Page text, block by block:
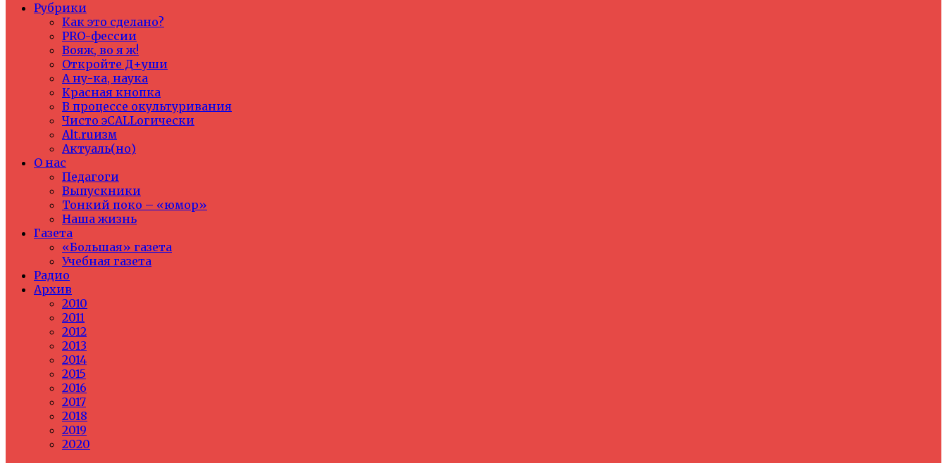
Рубрики
Как это сделано?
PRO-фессии
Вояж, во я ж!
Откройте Д+уши
А ну-ка, наука
Красная кнопка
В процессе окультуривания
Чисто эCALLогически
Alt.ruизм
Актуаль(но)
О нас
Педагоги
Выпускники
Тонкий поко – «юмор»
Наша жизнь
Газета
«Большая» газета
Учебная газета
Радио
Архив
2010
2011
2012
2013
2014
2015
2016
2017
2018
2019
2020